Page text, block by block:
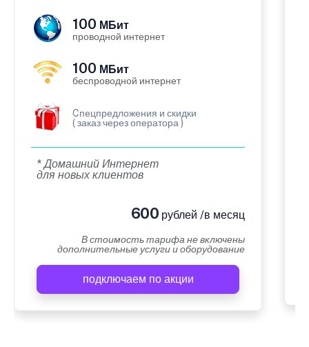
100 МБит
проводной интернет
100 МБит
беспроводной интернет
Cпецпредложения и скидки
( заказ через оператора )
* Домашний Интернет
для новых клиентов
600 рублей /в месяц
В стоимость тарифа не включены
дополнительные услуги и оборудование
подключаем по акции